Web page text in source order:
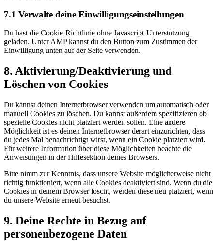
7.1 Verwalte deine Einwilligungseinstellungen
Du hast die Cookie-Richtlinie ohne Javascript-Unterstützung
geladen. Unter AMP kannst du den Button zum Zustimmen der
Einwilligung unten auf der Seite verwenden.
8. Aktivierung/Deaktivierung und
Löschen von Cookies
Du kannst deinen Internetbrowser verwenden um automatisch oder
manuell Cookies zu löschen. Du kannst außerdem spezifizieren ob
spezielle Cookies nicht platziert werden sollen. Eine andere
Möglichkeit ist es deinen Internetbrowser derart einzurichten, dass
du jedes Mal benachrichtigt wirst, wenn ein Cookie platziert wird.
Für weitere Information über diese Möglichkeiten beachte die
Anweisungen in der Hilfesektion deines Browsers.
Bitte nimm zur Kenntnis, dass unsere Website möglicherweise nicht
richtig funktioniert, wenn alle Cookies deaktiviert sind. Wenn du die
Cookies in deinem Browser löscht, werden diese neu platziert, wenn
du unsere Website erneut besuchst.
9. Deine Rechte in Bezug auf
personenbezogene Daten